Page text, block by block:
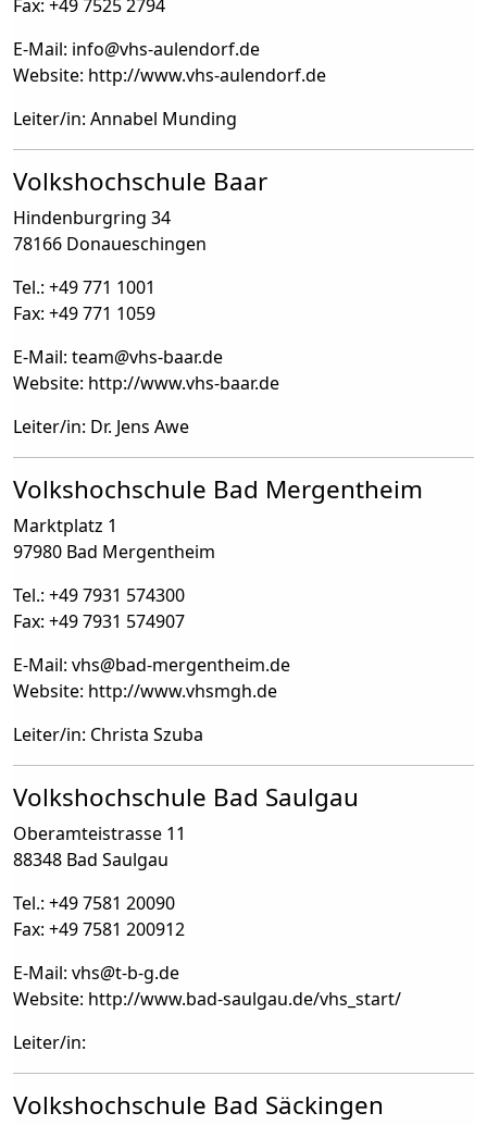
Fax: +49 7525 2794
E-Mail: info@vhs-aulendorf.de
Website: http://www.vhs-aulendorf.de
Leiter/in: Annabel Munding
Volkshochschule Baar
Hindenburgring 34
78166 Donaueschingen
Tel.: +49 771 1001
Fax: +49 771 1059
E-Mail: team@vhs-baar.de
Website: http://www.vhs-baar.de
Leiter/in: Dr. Jens Awe
Volkshochschule Bad Mergentheim
Marktplatz 1
97980 Bad Mergentheim
Tel.: +49 7931 574300
Fax: +49 7931 574907
E-Mail: vhs@bad-mergentheim.de
Website: http://www.vhsmgh.de
Leiter/in: Christa Szuba
Volkshochschule Bad Saulgau
Oberamteistrasse 11
88348 Bad Saulgau
Tel.: +49 7581 20090
Fax: +49 7581 200912
E-Mail: vhs@t-b-g.de
Website: http://www.bad-saulgau.de/vhs_start/
Leiter/in:
Volkshochschule Bad Säckingen